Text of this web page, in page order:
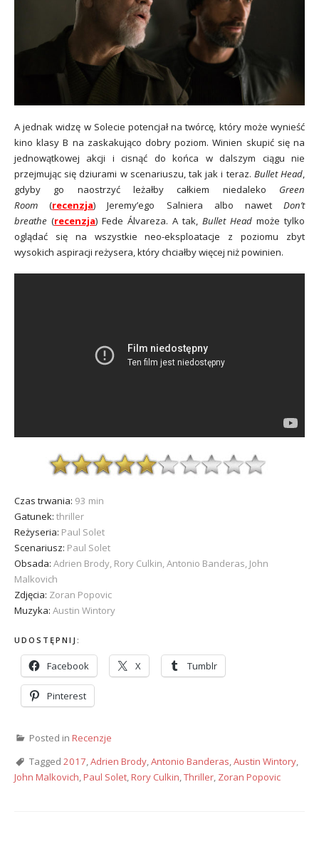
A jednak widzę w Solecie potencjał na twórcę, który może wynieść
kino klasy B na zaskakująco dobry poziom. Winien skupić się na
jednowątkowej akcji i cisnąć do końca w dalszym ciągu nie
przejmując się dziurami w scenariuszu, tak jak i teraz. Bullet Head,
gdyby go naostrzyć leżałby całkiem niedaleko Green
Room (recenzja) Jeremy’ego Salniera albo nawetDon’t
breathe (recenzja) Fede Álvareza. A tak, Bullet Head może tylko
oglądać się na wszystkie neo-eksploatacje z poziomu zbyt
wysokich aspiracji reżysera, który chciałby więcej niż powinien.
Czas trwania: 93 min
Gatunek: thriller
Reżyseria: Paul Solet
Scenariusz: Paul Solet
Obsada: Adrien Brody, Rory Culkin, Antonio Banderas, John
Malkovich
Zdjęcia: Zoran Popovic
Muzyka: Austin Wintory
UDOSTĘPNIJ:
Facebook X Tumblr
Pinterest
Posted in Recenzje
Tagged 2017,Adrien Brody,Antonio Banderas,Austin Wintory,
John Malkovich,Paul Solet,Rory Culkin,Thriller, Zoran Popovic